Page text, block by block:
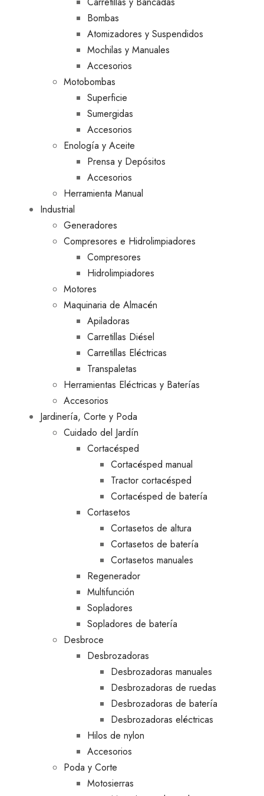
Bombas
Atomizadores y Suspendidos
Mochilas y Manuales
Accesorios
Motobombas
Superficie
Sumergidas
Accesorios
Enología y Aceite
Prensa y Depósitos
Accesorios
Herramienta Manual
Industrial
Generadores
Compresores e Hidrolimpiadores
Compresores
Hidrolimpiadores
Motores
Maquinaria de Almacén
Apiladoras
Carretillas Diésel
Carretillas Eléctricas
Transpaletas
Herramientas Eléctricas y Baterías
Accesorios
Jardinería, Corte y Poda
Cuidado del Jardín
Cortacésped
Cortacésped manual
Tractor cortacésped
Cortacésped de batería
Cortasetos
Cortasetos de altura
Cortasetos de batería
Cortasetos manuales
Regenerador
Multifunción
Sopladores
Sopladores de batería
Desbroce
Desbrozadoras
Desbrozadoras manuales
Desbrozadoras de ruedas
Desbrozadoras de batería
Desbrozadoras eléctricas
Hilos de nylon
Accesorios
Poda y Corte
Motosierras